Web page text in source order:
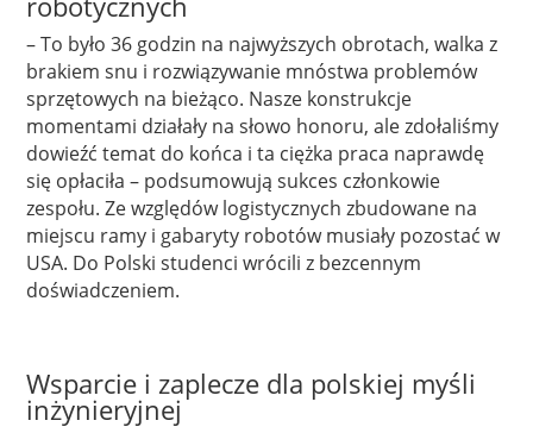
– To było 36 godzin na najwyższych obrotach, walka z
brakiem snu i rozwiązywanie mnóstwa problemów
sprzętowych na bieżąco. Nasze konstrukcje
momentami działały na słowo honoru, ale zdołaliśmy
dowieźć temat do końca i ta ciężka praca naprawdę
się opłaciła – podsumowują sukces członkowie
zespołu. Ze względów logistycznych zbudowane na
miejscu ramy i gabaryty robotów musiały pozostać w
USA. Do Polski studenci wrócili z bezcennym
doświadczeniem.
Wsparcie i zaplecze dla polskiej myśli
inżynieryjnej